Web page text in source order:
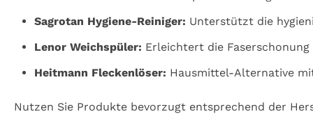
Sagrotan Hygiene-Reiniger: Unterstützt die
Lenor Weichspüler: Erleichtert die
Heitmann Fleckenlöser: Hausmittel-Alternative
Nutzen Sie Produkte bevorzugt entsprechend der